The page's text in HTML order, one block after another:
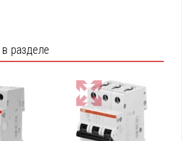
разделе